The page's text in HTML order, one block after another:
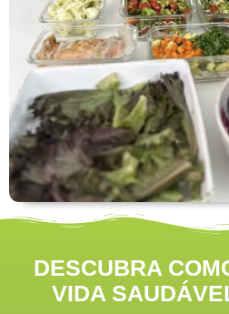
DESCUBRA
VIDA